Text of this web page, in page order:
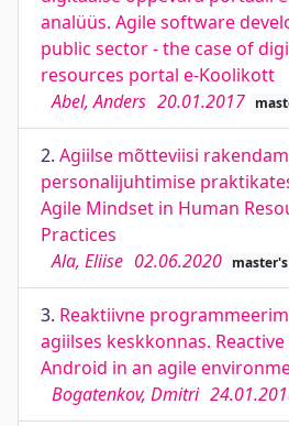
analüüs. Agile software
public sector - the case of
resources portal e-Koolikott
Abel, Anders 20.01.2017
2. Agiilse mõtteviisi
personalijuhtimise
Agile Mindset in Human
Practices
Ala, Eliise 02.06.2020
3. Reaktiivne
agiilses keskkonnas.
Android in an agile
Bogatenkov, Dmitri